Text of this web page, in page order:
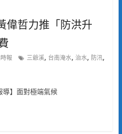
偉哲力推「防洪升
報 三爺溪, 台南淹水, 治水, 防汛,
導】面對極端氣候